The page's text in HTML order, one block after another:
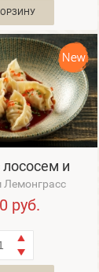
лососем и
креветками
Лемонграсс
руб.